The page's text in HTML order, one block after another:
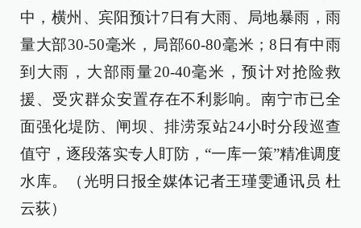
中，横州、宾阳预计7日有大雨、局地暴雨，雨
量大部30-50毫米，局部60-80毫米；8日有中雨
到大雨，大部雨量20-40毫米，预计对抢险救
援、受灾群众安置存在不利影响。南宁市已全
面强化堤防、闸坝、排涝泵站24小时分段巡查
值守，逐段落实专人盯防，“一库一策”精准调度
水库。（光明日报全媒体记者王瑾雯通讯员 杜
云荻）